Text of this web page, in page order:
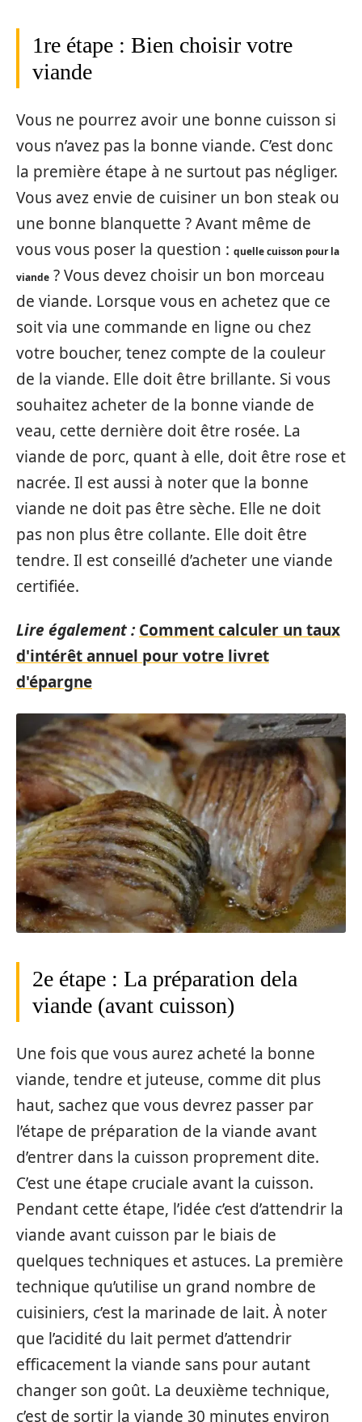
1re étape : Bien choisir votre
viande
Vous ne pourrez avoir une bonne cuisson si
vous n’avez pas la bonne viande. C’est donc
la première étape à ne surtout pas négliger.
Vous avez envie de cuisiner un bon steak ou
une bonne blanquette ? Avant même de
vous vous poser la question : quelle cuisson pour la
viande ? Vous devez choisir un bon morceau
de viande. Lorsque vous en achetez que ce
soit via une commande en ligne ou chez
votre boucher, tenez compte de la couleur
de la viande. Elle doit être brillante. Si vous
souhaitez acheter de la bonne viande de
veau, cette dernière doit être rosée. La
viande de porc, quant à elle, doit être rose et
nacrée. Il est aussi à noter que la bonne
viande ne doit pas être sèche. Elle ne doit
pas non plus être collante. Elle doit être
tendre. Il est conseillé d’acheter une viande
certifiée.
Lire également : Comment calculer un taux
d'intérêt annuel pour votre livret
d'épargne
2e étape : La préparation dela
viande (avant cuisson)
Une fois que vous aurez acheté la bonne
viande, tendre et juteuse, comme dit plus
haut, sachez que vous devrez passer par
l’étape de préparation de la viande avant
d’entrer dans la cuisson proprement dite.
C’est une étape cruciale avant la cuisson.
Pendant cette étape, l’idée c’est d’attendrir la
viande avant cuisson par le biais de
quelques techniques et astuces. La première
technique qu’utilise un grand nombre de
cuisiniers, c’est la marinade de lait. À noter
que l’acidité du lait permet d’attendrir
efficacement la viande sans pour autant
changer son goût. La deuxième technique,
c’est de sortir la viande 30 minutes environ